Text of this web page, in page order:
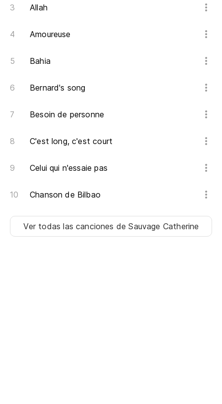
Allah
Amoureuse
Bahia
Bernard's song
Besoin de personne
C'est long, c'est court
Celui qui n'essaie pas
Chanson de Bilbao
Ver todas las canciones de Sauvage Catherine